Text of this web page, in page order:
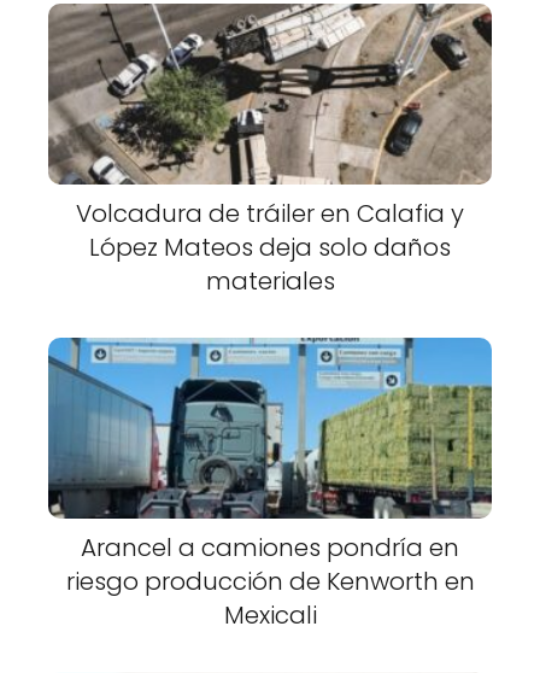
Volcadura de tráiler en Calafia y
López Mateos deja solo daños
materiales
Arancel a camiones pondría en
riesgo producción de Kenworth en
Mexicali